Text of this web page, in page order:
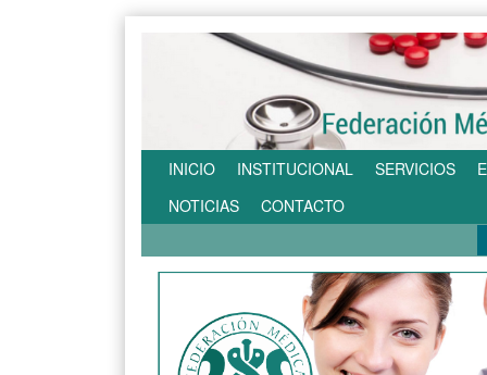
INICIO INSTITUCIONAL SERVICIOS
NOTICIAS
CONTACTO